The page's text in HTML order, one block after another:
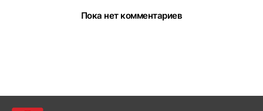
Пока нет комментариев